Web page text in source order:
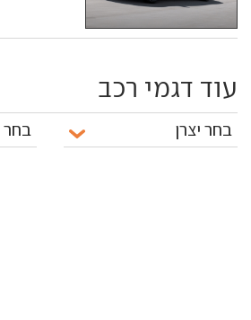
עוד דגמי רכב